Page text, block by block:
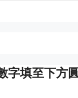
字填至下方